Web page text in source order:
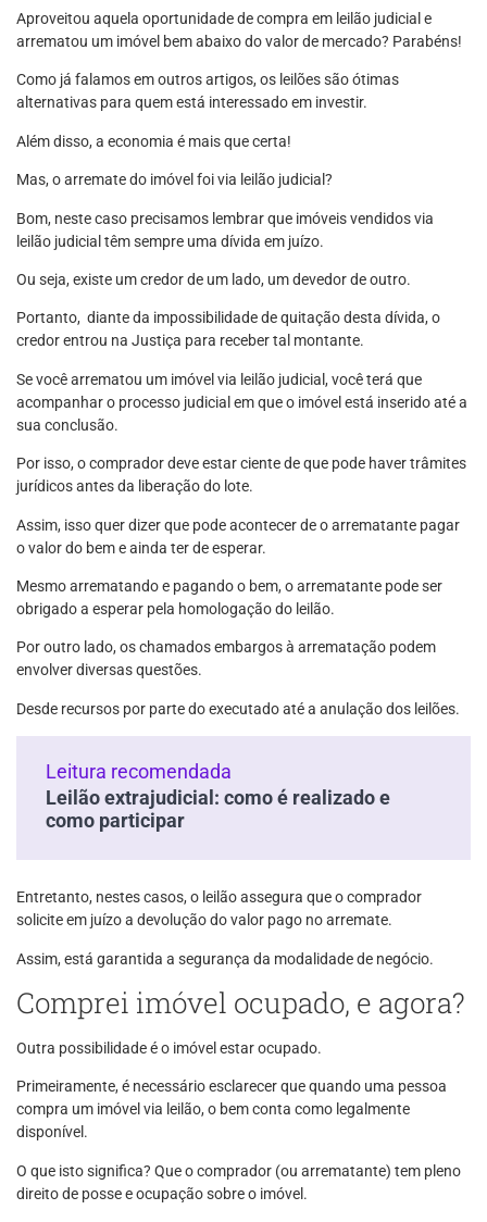
Aproveitou aquela oportunidade de compra em leilão judicial e
arrematou um imóvel bem abaixo do valor de mercado? Parabéns!
Como já falamos em outros artigos, os leilões são ótimas
alternativas para quem está interessado em investir.
Além disso, a economia é mais que certa!
Mas, o arremate do imóvel foi via leilão judicial?
Bom, neste caso precisamos lembrar que imóveis vendidos via
leilão judicial têm sempre uma dívida em juízo.
Ou seja, existe um credor de um lado, um devedor de outro.
Portanto, diante da impossibilidade de quitação desta dívida, o
credor entrou na Justiça para receber tal montante.
Se você arrematou um imóvel via leilão judicial, você terá que
acompanhar o processo judicial em que o imóvel está inserido até a
sua conclusão.
Por isso, o comprador deve estar ciente de que pode haver trâmites
jurídicos antes da liberação do lote.
Assim, isso quer dizer que pode acontecer de o arrematante pagar
o valor do bem e ainda ter de esperar.
Mesmo arrematando e pagando o bem, o arrematante pode ser
obrigado a esperar pela homologação do leilão.
Por outro lado, os chamados embargos à arrematação podem
envolver diversas questões.
Desde recursos por parte do executado até a anulação dos leilões.
Leitura recomendada
Leilão extrajudicial: como é realizado e
como participar
Entretanto, nestes casos, o leilão assegura que o comprador
solicite em juízo a devolução do valor pago no arremate.
Assim, está garantida a segurança da modalidade de negócio.
Comprei imóvel ocupado, e agora?
Outra possibilidade é o imóvel estar ocupado.
Primeiramente, é necessário esclarecer que quando uma pessoa
compra um imóvel via leilão, o bem conta como legalmente
disponível.
O que isto significa? Que o comprador (ou arrematante) tem pleno
direito de posse e ocupação sobre o imóvel.